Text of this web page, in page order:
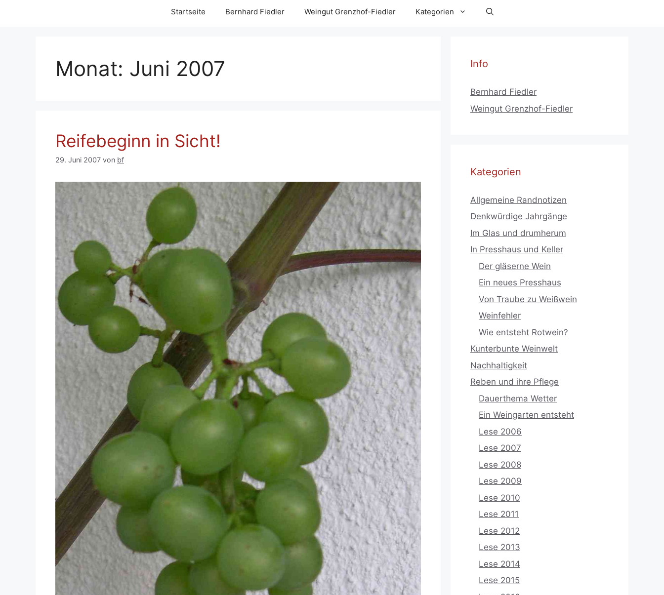
Startseite Bernhard Fiedler Weingut Grenzhof-Fiedler Kategorien
Monat: Juni 2007
Reifebeginn in Sicht!
29. Juni 2007 von bf
Info
Bernhard Fiedler
Weingut Grenzhof-Fiedler
Kategorien
Allgemeine Randnotizen
Denkwürdige Jahrgänge
Im Glas und drumherum
In Presshaus und Keller
Der gläserne Wein
Ein neues Presshaus
Von Traube zu Weißwein
Weinfehler
Wie entsteht Rotwein?
Kunterbunte Weinwelt
Nachhaltigkeit
Reben und ihre Pflege
Dauerthema Wetter
Ein Weingarten entsteht
Lese 2006
Lese 2007
Lese 2008
Lese 2009
Lese 2010
Lese 2011
Lese 2012
Lese 2013
Lese 2014
Lese 2015